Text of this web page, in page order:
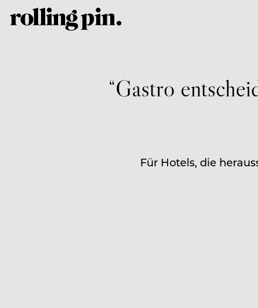
“Gastro
Für Hotels, die